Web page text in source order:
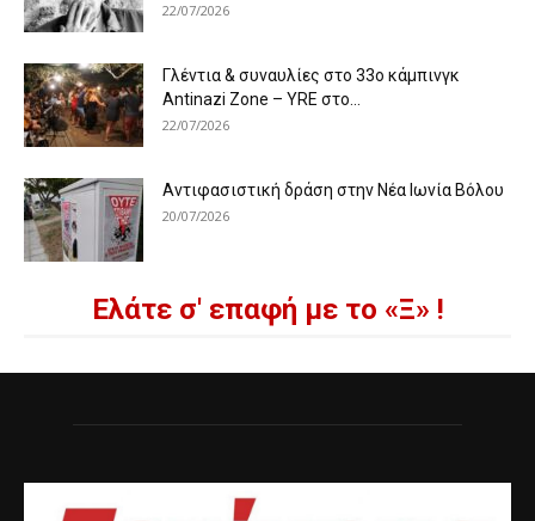
22/07/2026
Γλέντια & συναυλίες στο 33ο κάμπινγκ
Antinazi Zone – YRE στο...
22/07/2026
Αντιφασιστική δράση στην Νέα Ιωνία Βόλου
20/07/2026
Ελάτε σ' επαφή με το «Ξ» !